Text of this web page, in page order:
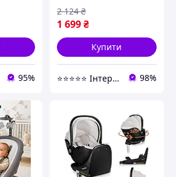
95%
1 699₴
2 124 ₴
Купити
⭐⭐⭐⭐⭐ Інтернет магазин Добра Мама 98%